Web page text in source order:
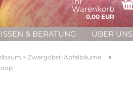
Warenkorb
0,00 EUR
& BERATUNG ÜBER UNS
> Zwergobst-Apfelbäume »